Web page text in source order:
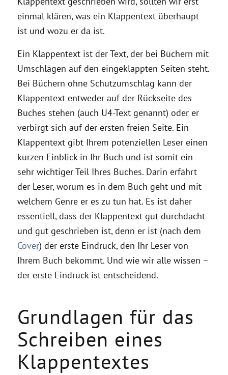
einmal klären, was ein Klappentext überhaupt
ist und wozu er da ist.
Ein Klappentext ist der Text, der bei Büchern mit
Umschlägen auf den eingeklappten Seiten steht.
Bei Büchern ohne Schutzumschlag kann der
Klappentext entweder auf der Rückseite des
Buches stehen (auch U4-Text genannt) oder er
verbirgt sich auf der ersten freien Seite. Ein
Klappentext gibt Ihrem potenziellen Leser einen
kurzen Einblick in Ihr Buch und ist somit ein
sehr wichtiger Teil Ihres Buches. Darin erfährt
der Leser, worum es in dem Buch geht und mit
welchem Genre er es zu tun hat. Es ist daher
essentiell, dass der Klappentext gut durchdacht
und gut geschrieben ist, denn er ist (nach dem
Cover) der erste Eindruck, den Ihr Leser von
Ihrem Buch bekommt. Und wie wir alle wissen –
der erste Eindruck ist entscheidend.
Grundlagen für das
Schreiben eines
Klappentextes